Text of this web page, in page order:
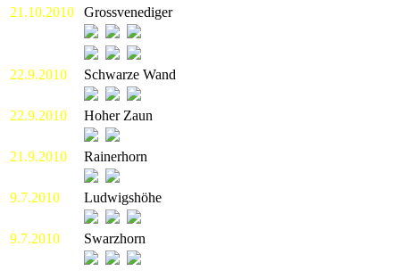
21.10.2010 Grossvenediger
22.9.2010 Schwarze Wand
22.9.2010 Hoher Zaun
21.9.2010 Rainerhorn
9.7.2010 Ludwigshöhe
9.7.2010 Swarzhorn